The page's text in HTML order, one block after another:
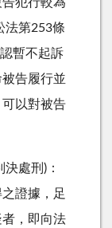
法第253條
認暫不起訴
告履行並
以對被告
決處刑 ) ：
證據，足
，即向法